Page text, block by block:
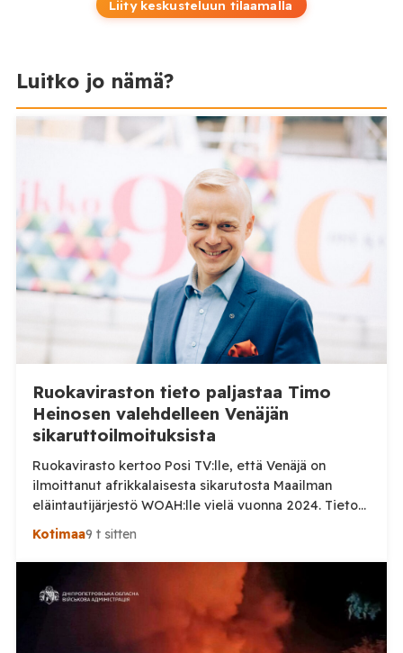
Liity keskusteluun tilaamalla
Luitko jo nämä?
Ruokaviraston tieto paljastaa Timo
Heinosen valehdelleen Venäjän
sikaruttoilmoituksista
Ruokavirasto kertoo Posi TV:lle, että Venäjä on
ilmoittanut afrikkalaisesta sikarutosta Maailman
eläintautijärjestö WOAH:lle vielä vuonna 2024. Tieto
haastaa kokoomuksen kansanedustaja Timo Heinosen
sikaruttoilmoituksista. Suomi on puolestaan
ilmoittanut tuoreesta Virolahden tapauksesta sekä
WOAH:n kautta että suoraan Venäjän
eläinlääkintäviranomaisille. Ruokavirasto kertoi Posi
TV:lle tarkempia tietoja Suomen ensimmäisestä
Kotimaa9 t sitten